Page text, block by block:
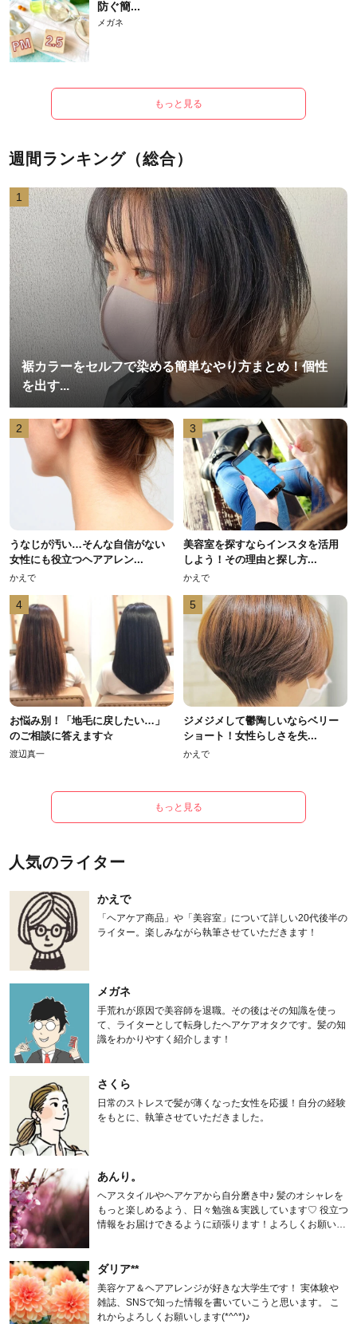
防ぐ簡...
メガネ
もっと見る
週間ランキング（総合）
1
裾カラーをセルフで染める簡単なやり方まとめ！個性
を出す...
2
うなじが汚い…そんな自信がない
女性にも役立つヘアアレン...
かえで
3
美容室を探すならインスタを活用
しよう！その理由と探し方...
かえで
4
お悩み別！「地毛に戻したい…」
のご相談に答えます☆
渡辺真一
5
ジメジメして鬱陶しいならベリー
ショート！女性らしさを失...
かえで
もっと見る
人気のライター
かえで
「ヘアケア商品」や「美容室」について詳しい20代後半の
ライター。楽しみながら執筆させていただきます！
メガネ
手荒れが原因で美容師を退職。その後はその知識を使っ
て、ライターとして転身したヘアケアオタクです。髪の知
識をわかりやすく紹介します！
さくら
日常のストレスで髪が薄くなった女性を応援！自分の経験
をもとに、執筆させていただきました。
あんり。
ヘアスタイルやヘアケアから自分磨き中♪ 髪のオシャレを
もっと楽しめるよう、日々勉強＆実践しています♡ 役立つ
情報をお届けできるように頑張ります！よろしくお願いし
ダリア**
美容ケア＆ヘアアレンジが好きな大学生です！ 実体験や
雑誌、SNSで知った情報を書いていこうと思います。 こ
れからよろしくお願いします(*^^*)♪